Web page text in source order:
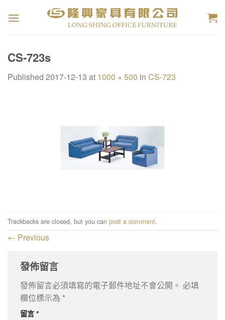
CS-723s
Published 2017-12-13 at 1000 × 500 in CS-723
Trackbacks are closed, but you can post a comment.
← Previous
發佈留言
發佈留言必須填寫的電子郵件地址不會公開。 必填
欄位標示為 *
留言*